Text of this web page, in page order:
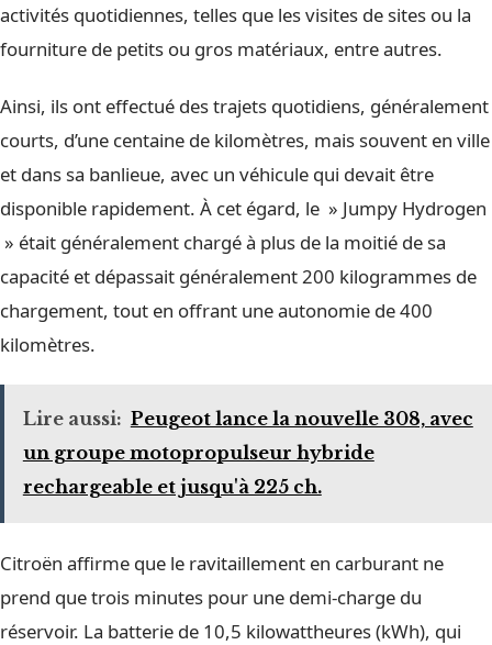
activités quotidiennes, telles que les visites de sites ou la
fourniture de petits ou gros matériaux, entre autres.
Ainsi, ils ont effectué des trajets quotidiens, généralement
courts, d’une centaine de kilomètres, mais souvent en ville
et dans sa banlieue, avec un véhicule qui devait être
disponible rapidement. À cet égard, le » Jumpy Hydrogen
» était généralement chargé à plus de la moitié de sa
capacité et dépassait généralement 200 kilogrammes de
chargement, tout en offrant une autonomie de 400
kilomètres.
Lire aussi: Peugeot lance la nouvelle 308, avec
un groupe motopropulseur hybride
rechargeable et jusqu'à 225 ch.
Citroën affirme que le ravitaillement en carburant ne
prend que trois minutes pour une demi-charge du
réservoir. La batterie de 10,5 kilowattheures (kWh), qui